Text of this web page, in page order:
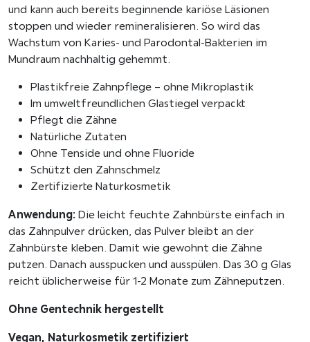
und kann auch bereits beginnende kariöse Läsionen
stoppen und wieder remineralisieren. So wird das
Wachstum von Karies- und Parodontal-Bakterien im
Mundraum nachhaltig gehemmt.
Plastikfreie Zahnpflege – ohne Mikroplastik
Im umweltfreundlichen Glastiegel verpackt
Pflegt die Zähne
Natürliche Zutaten
Ohne Tenside und ohne Fluoride
Schützt den Zahnschmelz
Zertifizierte Naturkosmetik
Anwendung: Die leicht feuchte Zahnbürste einfach in
das Zahnpulver drücken, das Pulver bleibt an der
Zahnbürste kleben. Damit wie gewohnt die Zähne
putzen. Danach ausspucken und ausspülen. Das 30 g Glas
reicht üblicherweise für 1-2 Monate zum Zähneputzen.
Ohne Gentechnik hergestellt
Vegan, Naturkosmetik zertifiziert